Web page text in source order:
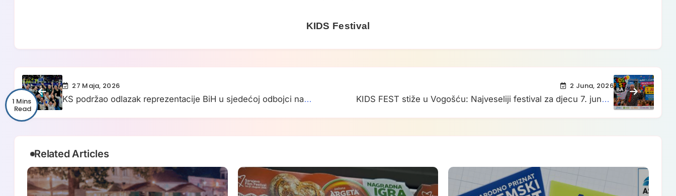
KIDS Festival
27 Maja, 2026
KS podržao odlazak reprezentacije BiH u sjedećoj odbojci na
2 Juna, 2026
KIDS FEST stiže u Vogošću: Najveseliji festival za djecu 7. juna u
Related Articles
1 Mins